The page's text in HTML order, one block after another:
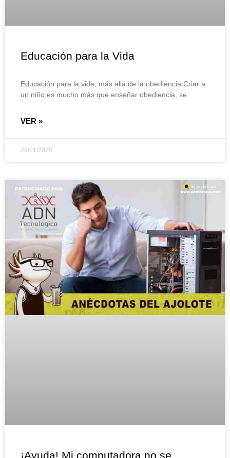
Educación para la Vida
Educación para la vida, más allá de la obediencia Criar a
un niño es mucho más que enseñar obediencia; se
VER »
29/01/2025
¡Ayuda! Mi computadora no se